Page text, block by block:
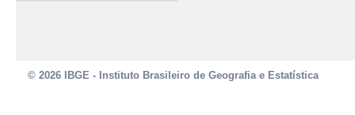
© 2026 IBGE - Instituto Brasileiro de Geografia e Estatística